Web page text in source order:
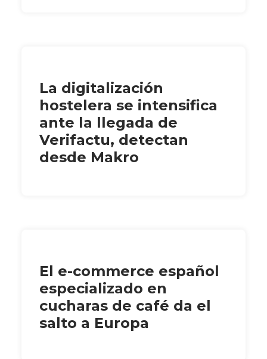
La digitalización
hostelera se intensifica
ante la llegada de
Verifactu, detectan
desde Makro
El e-commerce español
especializado en
cucharas de café da el
salto a Europa